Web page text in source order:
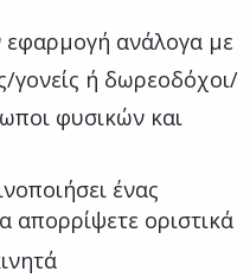
εφαρμογή ανάλογα με
γονείς ή δωρεοδόχοι/
φυσικών και
ένας
οριστικά